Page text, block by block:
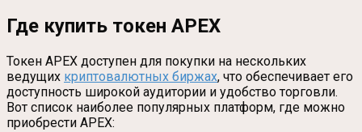
Где купить токен APEX
Токен APEX доступен для покупки на нескольких
ведущих криптовалютных биржах, что обеспечивает его
доступность широкой аудитории и удобство торговли.
Вот список наиболее популярных платформ, где можно
приобрести APEX: